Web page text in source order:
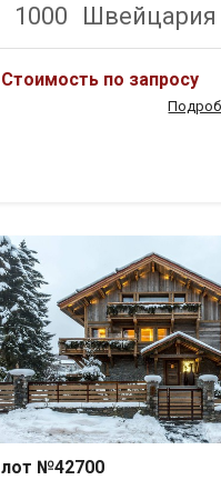
1000 Швейцария
Стоимость по запросу
лот №42700